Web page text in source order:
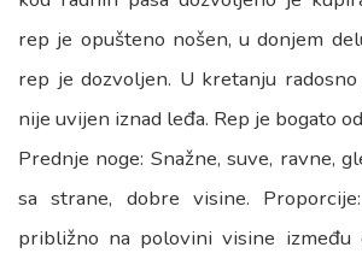
rep je opušteno nošen, u donjem
rep je dozvoljen. U kretanju
nije uvijen iznad leđa. Rep je bogato
Prednje noge: Snažne, suve, ravne,
sa strane, dobre visine.
približno na polovini visine između